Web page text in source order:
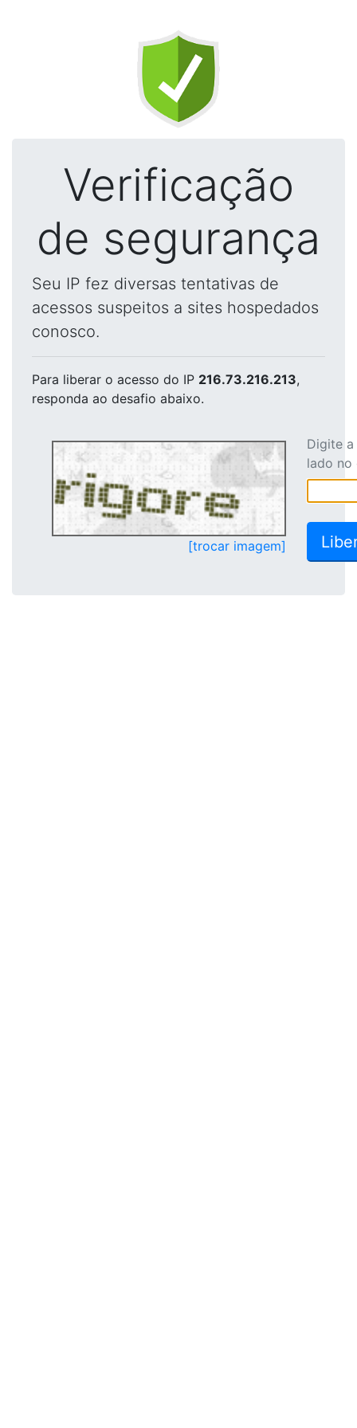
Verificação
de segurança
Seu IP fez diversas tentativas de
acessos suspeitos a sites hospedados
conosco.
Para liberar o acesso do IP 216.73.216.213,
responda ao desafio abaixo.
[trocar imagem]
Digite
lado no